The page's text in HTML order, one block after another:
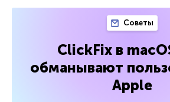
Советы
ClickFix в
обманывают
Apple